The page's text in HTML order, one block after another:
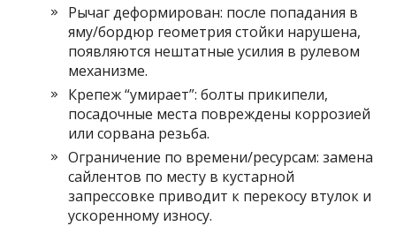
Рычаг деформирован: после попадания в
яму/бордюр геометрия стойки нарушена,
появляются нештатные усилия в рулевом
механизме.
Крепеж “умирает”: болты прикипели,
посадочные места повреждены коррозией
или сорвана резьба.
Ограничение по времени/ресурсам: замена
сайлентов по месту в кустарной
запрессовке приводит к перекосу втулок и
ускоренному износу.